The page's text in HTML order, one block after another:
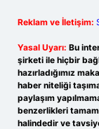
Reklam ve İletişim:
Yasal Uyarı: Bu
şirketi ile hiçbir
hazırladığımız
haber niteliği
paylaşım
benzerlikleri
halindedir ve